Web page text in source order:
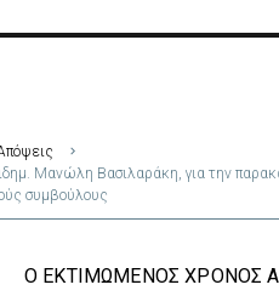
Μανώλη Βασιλαράκη, για την
συμβούλους
Ο ΕΚΤΙΜΏΜΕΝΟΣ ΧΡΌΝΟΣ